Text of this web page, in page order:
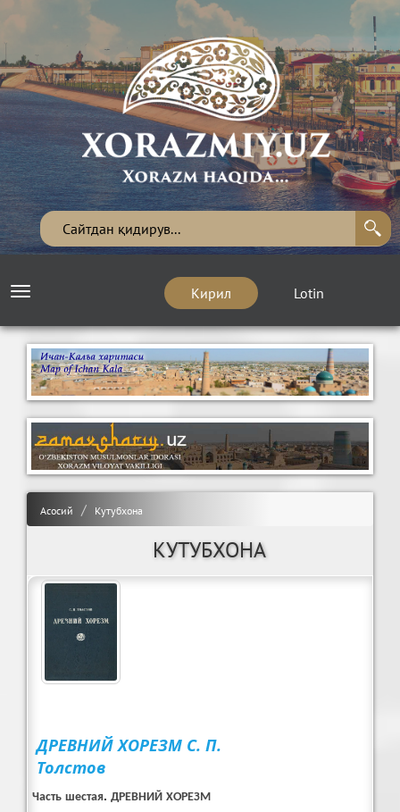
Кирил Lotin
Toggle
Асосий Кутубхона
КУТУБХОНА
ДРЕВНИЙ ХОРЕЗМ С. П.
Толстов
Часть шестая. ДРЕВНИЙ ХОРЕЗМ